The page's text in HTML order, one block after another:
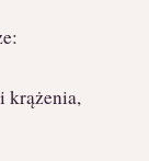
krążenia,